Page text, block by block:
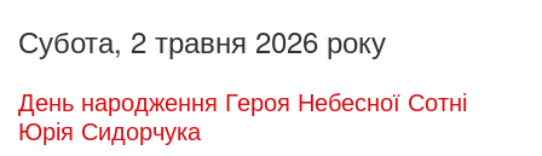
Субота, 2 травня 2026 року
День народження Героя Небесної Сотні
Юрія Сидорчука